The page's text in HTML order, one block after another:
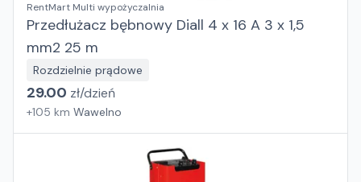
RentMart Multi wypożyczalnia
Przedłużacz bębnowy Diall 4 x 16 A 3 x 1,5
mm2 25 m
Rozdzielnie prądowe
29.00 zł/dzień
+105 km Wawelno